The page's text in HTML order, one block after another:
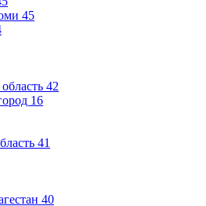
45
42
16
41
40